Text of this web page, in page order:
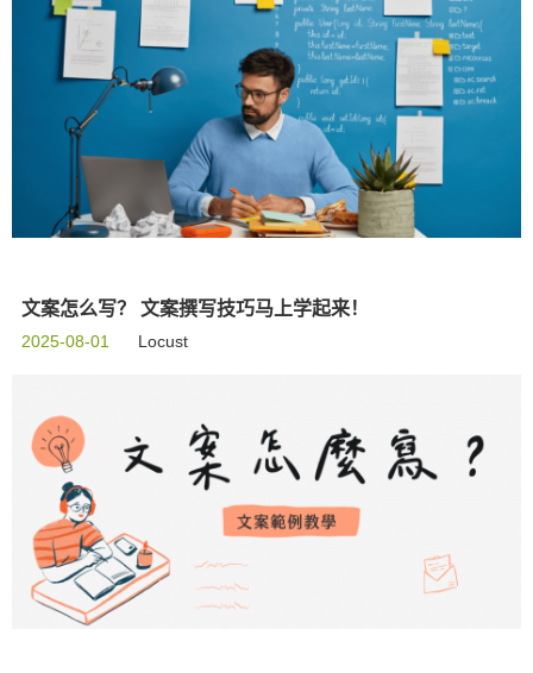
文案怎么写？ 文案撰写技巧马上学起来！
2025-08-01 Locust